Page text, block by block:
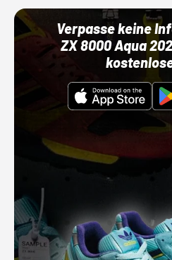
Verpasse keine
ZX 8000 Aqua